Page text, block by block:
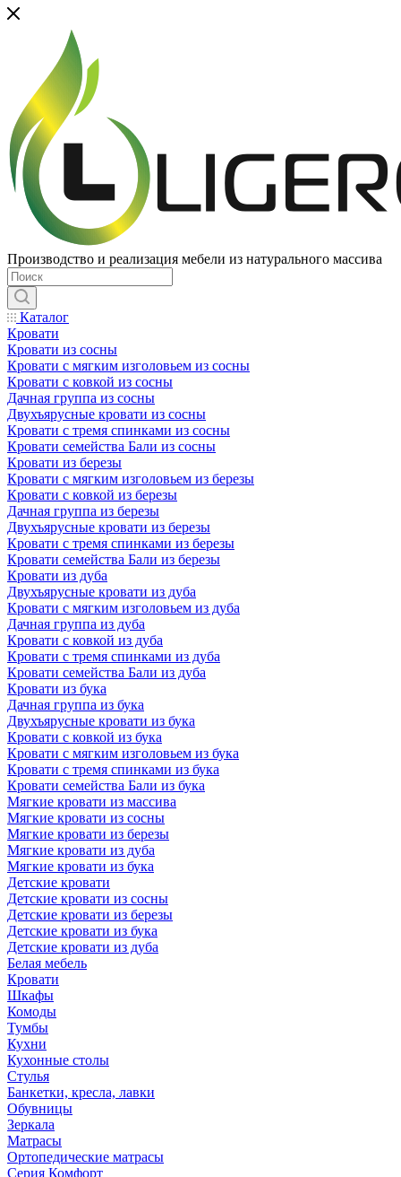
Производство и реализация мебели из натурального массива
Каталог
Кровати
Кровати из сосны
Кровати с мягким изголовьем из сосны
Кровати с ковкой из сосны
Дачная группа из сосны
Двухъярусные кровати из сосны
Кровати с тремя спинками из сосны
Кровати семейства Бали из сосны
Кровати из березы
Кровати с мягким изголовьем из березы
Кровати с ковкой из березы
Дачная группа из березы
Двухъярусные кровати из березы
Кровати с тремя спинками из березы
Кровати семейства Бали из березы
Кровати из дуба
Двухъярусные кровати из дуба
Кровати с мягким изголовьем из дуба
Дачная группа из дуба
Кровати с ковкой из дуба
Кровати с тремя спинками из дуба
Кровати семейства Бали из дуба
Кровати из бука
Дачная группа из бука
Двухъярусные кровати из бука
Кровати с ковкой из бука
Кровати с мягким изголовьем из бука
Кровати с тремя спинками из бука
Кровати семейства Бали из бука
Мягкие кровати из массива
Мягкие кровати из сосны
Мягкие кровати из березы
Мягкие кровати из дуба
Мягкие кровати из бука
Детские кровати
Детские кровати из сосны
Детские кровати из березы
Детские кровати из бука
Детские кровати из дуба
Белая мебель
Кровати
Шкафы
Комоды
Тумбы
Кухни
Кухонные столы
Стулья
Банкетки, кресла, лавки
Обувницы
Зеркала
Матрасы
Ортопедические матрасы
Серия Комфорт